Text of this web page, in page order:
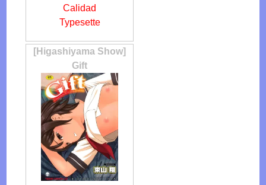
Calidad
Typesette
[Higashiyama Show]
Gift